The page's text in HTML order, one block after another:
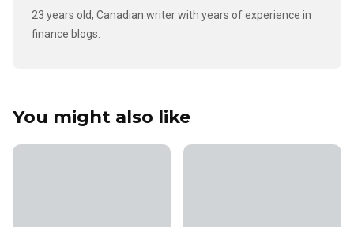
23 years old, Canadian writer with years of experience in
finance blogs.
You might also like